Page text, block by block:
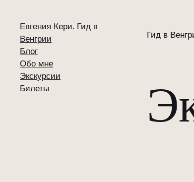
Евгения Кери. Гид в
Венгрии
Блог
Обо мне
Экскурсии
Билеты
Гид в